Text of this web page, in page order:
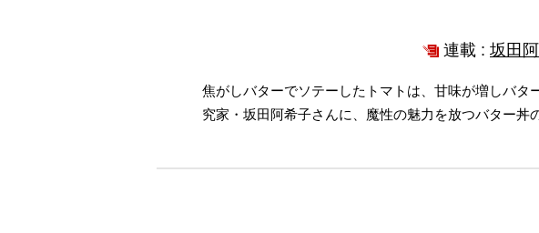
連載 : 坂田
焦がしバターでソテーしたトマトは、甘味が増しバ
究家・坂田阿希子さんに、魔性の魅力を放つバター丼